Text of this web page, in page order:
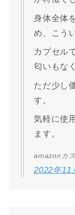
身体全体
め、こう
カプセル
匂いもな
ただ少し
す。
気軽に使
ます。
amazonカ
2022年11